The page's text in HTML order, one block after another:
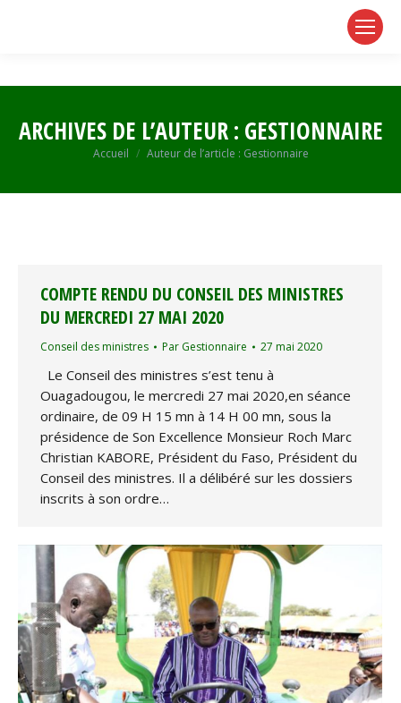
ARCHIVES DE L’AUTEUR : GESTIONNAIRE
Vous êtes ici :
Accueil Auteur de l’article : Gestionnaire
COMPTE RENDU DU CONSEIL DES MINISTRES
DU MERCREDI 27 MAI 2020
Conseil des ministres Par Gestionnaire 27 mai 2020
Le Conseil des ministres s’est tenu à
Ouagadougou, le mercredi 27 mai 2020,en séance
ordinaire, de 09 H 15 mn à 14 H 00 mn, sous la
présidence de Son Excellence Monsieur Roch Marc
Christian KABORE, Président du Faso, Président du
Conseil des ministres. Il a délibéré sur les dossiers
inscrits à son ordre…